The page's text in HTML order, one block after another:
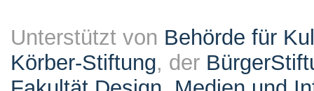
Unterstützt von Behörde für
Körber-Stiftung, der